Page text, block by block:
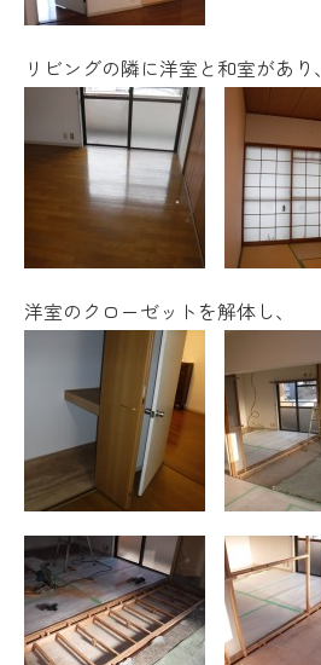
リビングの隣に洋室と和室があり、
洋室のクローゼットを解体し、